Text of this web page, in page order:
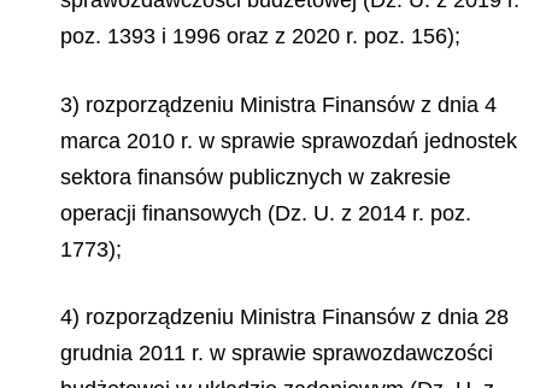
poz. 1393 i 1996 oraz z 2020 r. poz. 156);
3) rozporządzeniu Ministra Finansów z dnia 4
marca 2010 r. w sprawie sprawozdań jednostek
sektora finansów publicznych w zakresie
operacji finansowych (Dz. U. z 2014 r. poz.
1773);
4) rozporządzeniu Ministra Finansów z dnia 28
grudnia 2011 r. w sprawie sprawozdawczości